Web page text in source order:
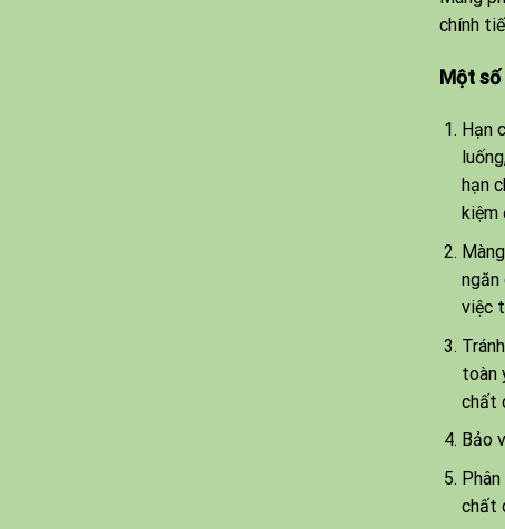
chính
Một số
Hạn
hạn
kiệm
ngăn
việc
toàn
chất
Bảo
chất